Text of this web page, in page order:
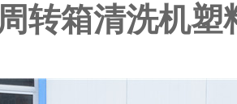
转箱清洗机塑